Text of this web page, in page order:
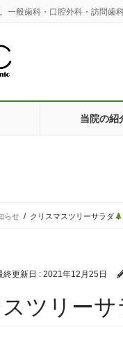
一般歯科・口腔外科・訪問歯
当院の紹
らせ クリスマスツリーサラダ
終更新日 : 2021年12月25日
ツリー